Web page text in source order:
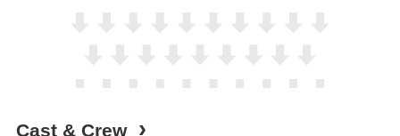
Cast & Crew